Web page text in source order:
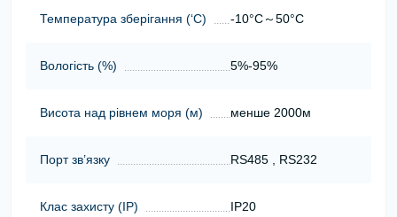
Температура зберігання (‘С) -10°C～50°C
Вологість (%) 5%-95%
Висота над рівнем моря (м) менше 2000м
Порт зв’язку RS485 , RS232
Клас захисту (ІР) IP20